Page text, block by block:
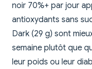
noir 70%+ par jour
antioxydants sans
Dark (29 g) sont
semaine plutôt que
leur poids ou leur